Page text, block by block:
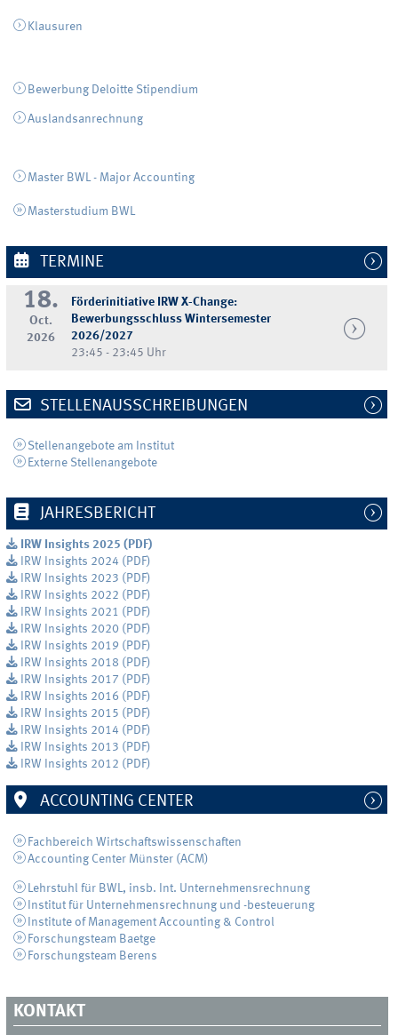
Klausuren
Bewerbung Deloitte Stipendium
Auslandsanrechnung
Master BWL - Major Accounting
Masterstudium BWL
TERMINE
18.
Oct.
2026
Förderinitiative IRW X-Change:
Bewerbungsschluss Wintersemester
2026/2027
23:45 - 23:45 Uhr
STELLENAUSSCHREIBUNGEN
Stellenangebote am Institut
Externe Stellenangebote
JAHRESBERICHT
IRW Insights 2025 (PDF)
IRW Insights 2024 (PDF)
IRW Insights 2023 (PDF)
IRW Insights 2022 (PDF)
IRW Insights 2021 (PDF)
IRW Insights 2020 (PDF)
IRW Insights 2019 (PDF)
IRW Insights 2018 (PDF)
IRW Insights 2017 (PDF)
IRW Insights 2016 (PDF)
IRW Insights 2015 (PDF)
IRW Insights 2014 (PDF)
IRW Insights 2013 (PDF)
IRW Insights 2012 (PDF)
ACCOUNTING CENTER
Fachbereich Wirtschaftswissenschaften
Accounting Center Münster (ACM)
Lehrstuhl für BWL, insb. Int. Unternehmensrechnung
Institut für Unternehmensrechnung und -besteuerung
Institute of Management Accounting & Control
Forschungsteam Baetge
Forschungsteam Berens
KONTAKT